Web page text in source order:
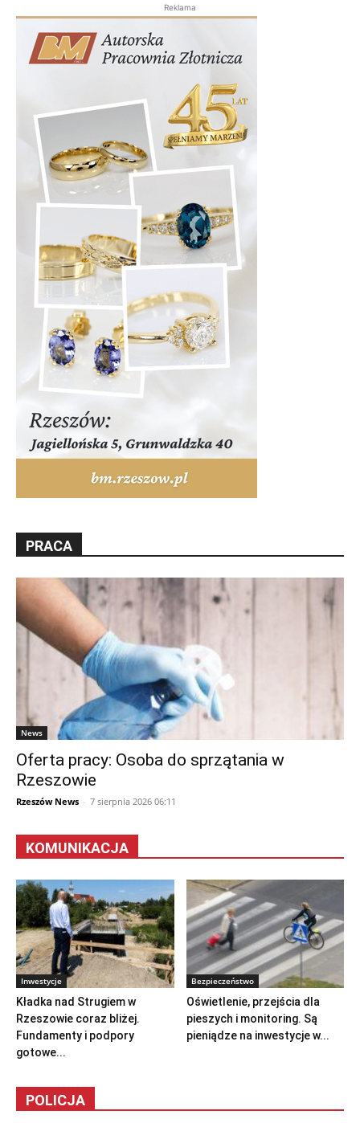
Reklama
PRACA
News
Oferta pracy: Osoba do sprzątania w
Rzeszowie
Rzeszów News - 7 sierpnia 2026 06:11
KOMUNIKACJA
Inwestycje
Kładka nad Strugiem w
Rzeszowie coraz bliżej.
Fundamenty i podpory
gotowe...
Bezpieczeństwo
Oświetlenie, przejścia dla
pieszych i monitoring. Są
pieniądze na inwestycje w...
POLICJA